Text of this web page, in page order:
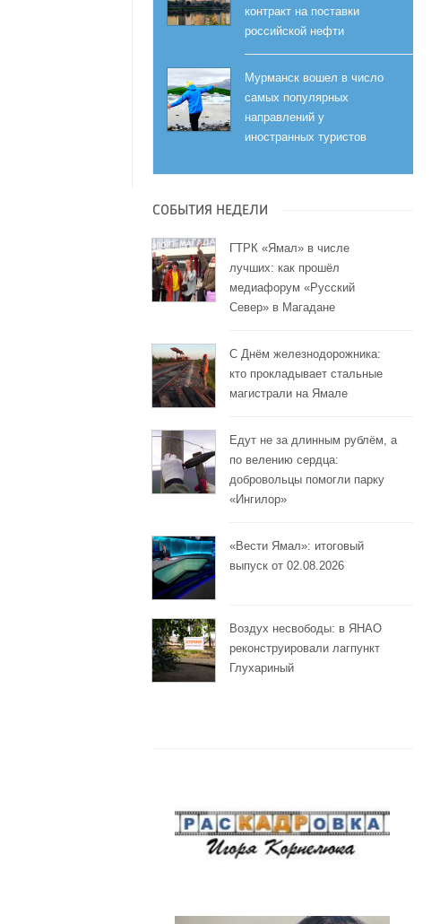
контракт на поставки
российской нефти
Мурманск вошел в число
самых популярных
направлений у
иностранных туристов
СОБЫТИЯ НЕДЕЛИ
ГТРК «Ямал» в числе
лучших: как прошёл
медиафорум «Русский
Север» в Магадане
С Днём железнодорожника:
кто прокладывает стальные
магистрали на Ямале
Едут не за длинным рублём, а
по велению сердца:
добровольцы помогли парку
«Ингилор»
«Вести Ямал»: итоговый
выпуск от 02.08.2026
Воздух несвободы: в ЯНАО
реконструировали лагпункт
Глухариный